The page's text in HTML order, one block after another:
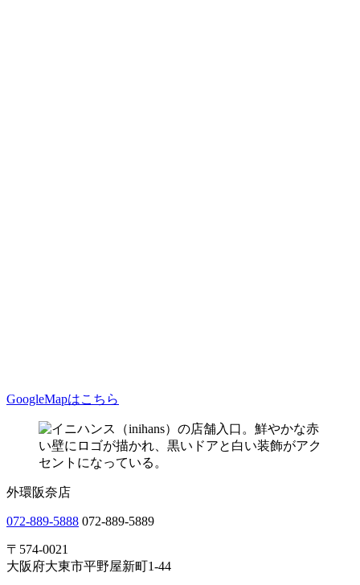
GoogleMapはこちら
外環阪奈店
072-889-5888 072-889-5889
〒574-0021
大阪府大東市平野屋新町1-44